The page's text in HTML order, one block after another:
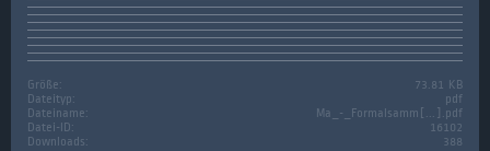
Größe:
73.81 KB
Dateityp:
pdf
Dateiname:
Ma_-_Formalsamm[...].pdf
Datei-ID:
16102
Downloads:
388